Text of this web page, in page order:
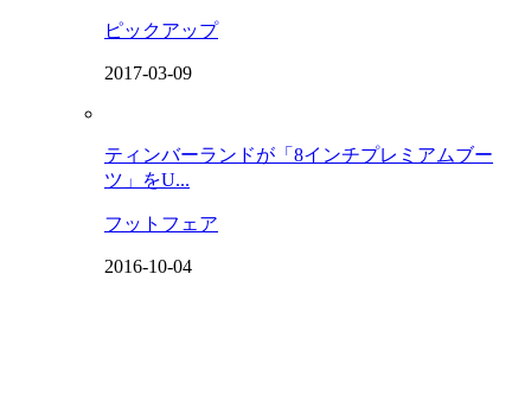
ピックアップ
2017-03-09
ティンバーランドが「8インチプレミアムブー
ツ」をU...
フットフェア
2016-10-04